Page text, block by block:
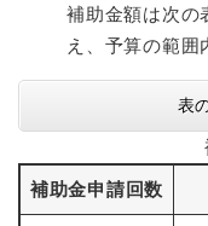
補助金額は次の
え、予算の範囲
表
補助金申請回数